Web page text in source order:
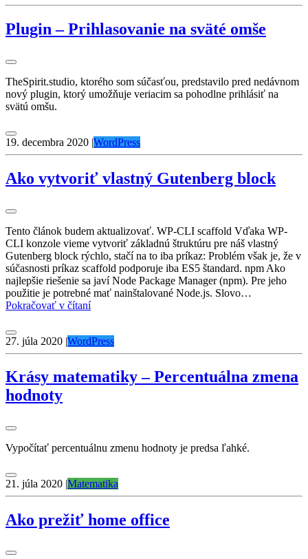
Plugin – Prihlasovanie na sväté omše
TheSpirit.studio, ktorého som súčasťou, predstavilo pred nedávnom
nový plugin, ktorý umožňuje veriacim sa pohodlne prihlásiť na
svätú omšu.
19. decembra 2020 |WordPress
Ako vytvoriť vlastný Gutenberg block
Tento článok budem aktualizovať. WP-CLI scaffold Vďaka WP-
CLI konzole vieme vytvoriť základnú štruktúru pre náš vlastný
Gutenberg block rýchlo, stačí na to iba príkaz: Problém však je, že v
súčasnosti príkaz scaffold podporuje iba ES5 štandard. npm Ako
najlepšie riešenie sa javí Node Package Manager (npm). Pre jeho
použitie je potrebné mať nainštalované Node.js. Slovo…
Pokračovať v čítaníAko
Gutenberg
block
27. júla 2020 |WordPress
Krásy matematiky – Percentuálna zmena
hodnoty
Vypočítať percentuálnu zmenu hodnoty je predsa ľahké.
21. júla 2020 |Matematika
Ako prežiť home office